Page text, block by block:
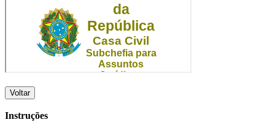
Voltar
Instruções